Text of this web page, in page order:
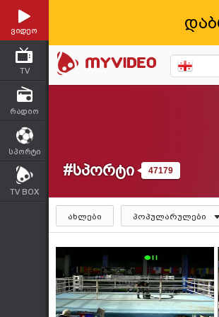
ვიდეო
TV
რადიო
სპორტი
TV BOX
#სპორტი 47179
ახლები პოპულარულები